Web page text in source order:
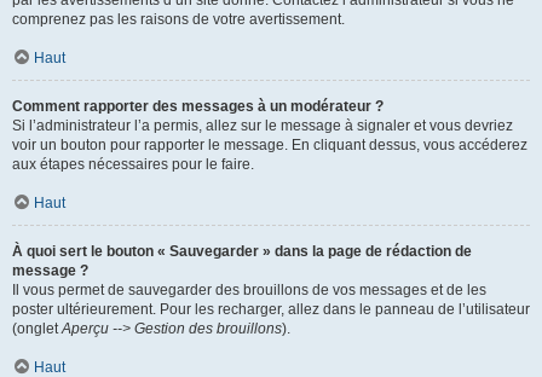
comprenez pas les raisons de votre avertissement.
Haut
Comment rapporter des messages à un modérateur ?
Si l’administrateur l’a permis, allez sur le message à signaler et vous devriez
voir un bouton pour rapporter le message. En cliquant dessus, vous accéderez
aux étapes nécessaires pour le faire.
Haut
À quoi sert le bouton « Sauvegarder » dans la page de rédaction de
message ?
Il vous permet de sauvegarder des brouillons de vos messages et de les
poster ultérieurement. Pour les recharger, allez dans le panneau de l’utilisateur
(ongletAperçu --> Gestion des brouillons).
Haut